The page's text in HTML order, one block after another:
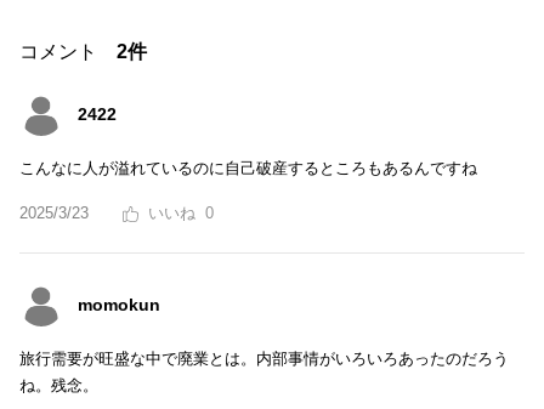
コメント 2件
2422
こんなに人が溢れているのに自己破産するところもあるんですね
2025/3/23 0
momokun
旅行需要が旺盛な中で廃業とは。内部事情がいろいろあったのだろう
ね。残念。